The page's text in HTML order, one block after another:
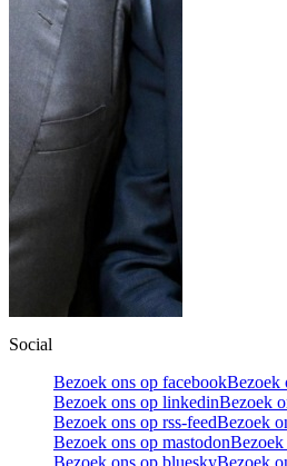
Social
Bezoek ons op facebookBezoek
Bezoek ons op linkedinBezoek
Bezoek ons op rss-feedBezoek
Bezoek ons op mastodonBezoek
Bezoek ons op blueskyBezoek